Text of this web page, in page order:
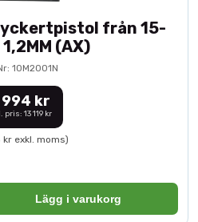
från 15-
(AX)
10M2001N
kr
pris: 13 119 kr
exkl. moms)
Lägg i varukorg